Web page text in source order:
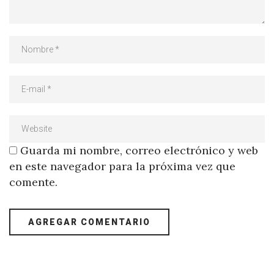
Guarda mi nombre, correo electrónico y web
en este navegador para la próxima vez que
comente.